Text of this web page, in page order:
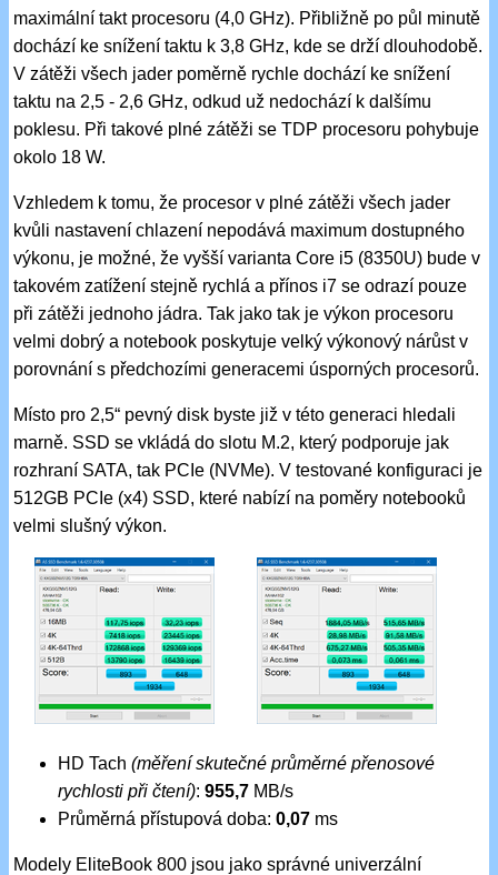
maximální takt procesoru (4,0 GHz). Přibližně po půl minutě
dochází ke snížení taktu k 3,8 GHz, kde se drží dlouhodobě.
V zátěži všech jader poměrně rychle dochází ke snížení
taktu na 2,5 - 2,6 GHz, odkud už nedochází k dalšímu
poklesu. Při takové plné zátěži se TDP procesoru pohybuje
okolo 18 W.
Vzhledem k tomu, že procesor v plné zátěži všech jader
kvůli nastavení chlazení nepodává maximum dostupného
výkonu, je možné, že vyšší varianta Core i5 (8350U) bude v
takovém zatížení stejně rychlá a přínos i7 se odrazí pouze
při zátěži jednoho jádra. Tak jako tak je výkon procesoru
velmi dobrý a notebook poskytuje velký výkonový nárůst v
porovnání s předchozími generacemi úsporných procesorů.
Místo pro 2,5“ pevný disk byste již v této generaci hledali
marně. SSD se vkládá do slotu M.2, který podporuje jak
rozhraní SATA, tak PCIe (NVMe). V testované konfiguraci je
512GB PCIe (x4) SSD, které nabízí na poměry notebooků
velmi slušný výkon.
HD Tach(měření skutečné průměrné přenosové
rychlosti při čtení):955,7 MB/s
Průměrná přístupová doba:0,07 ms
Modely EliteBook 800 jsou jako správné univerzální